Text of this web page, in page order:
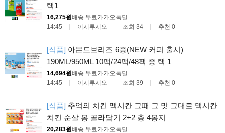
택1
16,275원배송 무료 카카오톡딜
14:45
이시루시오 조회 34 추천 0
[식품] 아몬드브리즈 6종(NEW 커피 출시)
190ML/950ML 10팩/24팩/48팩 중 택 1
14,694원배송 무료 카카오톡딜
14:45
이시루시오 조회 39 추천 0
[식품] 추억의 치킨 맥시칸 그때 그 맛 그대로 맥시칸
치킨 순살 봉 골라담기 2+2 총 4봉지
20,283원배송 무료 카카오톡딜